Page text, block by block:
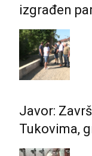
izgrađen
Javor:
Tukovima,